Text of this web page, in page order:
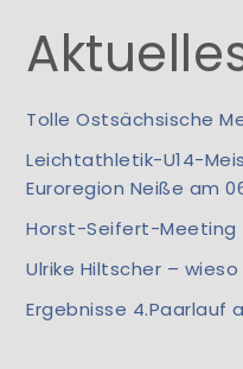
Tolle Ostsächsische
Leichtathletik-U14-
Euroregion Neiße am
Horst-Seifert-Meeting
Ulrike Hiltscher –
Ergebnisse 4.Paarlauf